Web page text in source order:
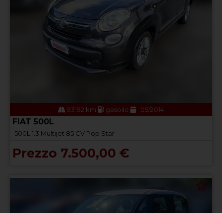
93192 km gasolio 05/2014
FIAT 500L
500L 1.3 Multijet 85 CV Pop Star
Prezzo 7.500,00 €